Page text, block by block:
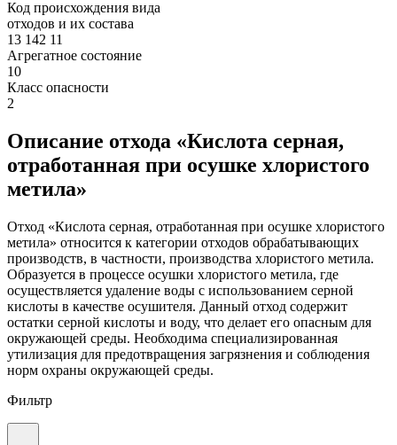
Код происхождения вида
отходов и их состава
13 142 11
Агрегатное состояние
10
Класс опасности
2
Описание отхода «Кислота серная,
отработанная при осушке хлористого
метила»
Отход «Кислота серная, отработанная при осушке хлористого
метила» относится к категории отходов обрабатывающих
производств, в частности, производства хлористого метила.
Образуется в процессе осушки хлористого метила, где
осуществляется удаление воды с использованием серной
кислоты в качестве осушителя. Данный отход содержит
остатки серной кислоты и воду, что делает его опасным для
окружающей среды. Необходима специализированная
утилизация для предотвращения загрязнения и соблюдения
норм охраны окружающей среды.
Фильтр